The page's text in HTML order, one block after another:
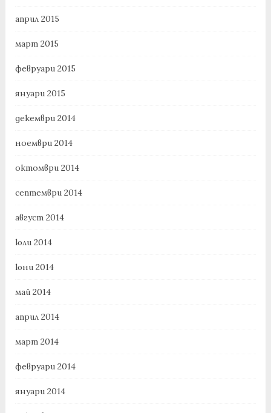
април 2015
март 2015
февруари 2015
януари 2015
декември 2014
ноември 2014
октомври 2014
септември 2014
август 2014
юли 2014
юни 2014
май 2014
април 2014
март 2014
февруари 2014
януари 2014